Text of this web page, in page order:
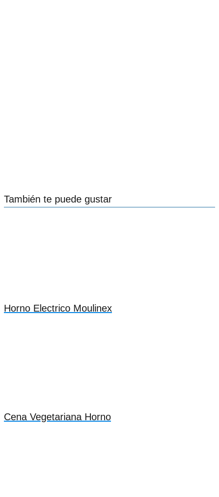
También te puede gustar
Horno Electrico Moulinex
Cena Vegetariana Horno